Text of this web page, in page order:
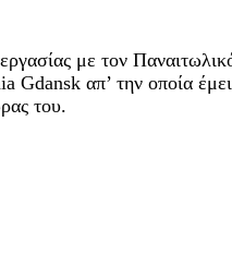
με τον
απ’ την οποία
του.